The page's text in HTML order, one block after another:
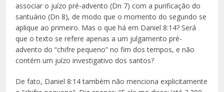
associar o juízo pré-advento (Dn 7) com a purificação do
santuário (Dn 8), de modo que o momento do segundo se
aplique ao primeiro. Mas o que há em Daniel 8:14? Será
que o texto se refere apenas a um julgamento pré-
advento do “chifre pequeno” no fim dos tempos, e não
contém um juízo investigativo dos santos?
De fato, Daniel 8:14 também não menciona explicitamente